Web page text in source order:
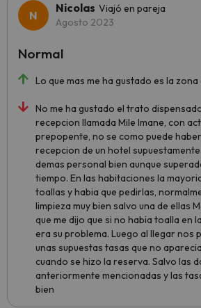
Nicolas Viajó en pareja
Agosto 2023
Lo que mas me ha gustado es la zona
No me ha gustado el trato
recepcion llamada Mile Imane, con
prepopente, no se como puede
recepcion de un hotel
demas personal bien aunque
tiempo. En las habitaciones la
toallas y habia que pedirlas,
limpieza muy bien salvo una de ellas
que me dijo que si no habia toalla en
era su problema. Luego al llegar nos
unas supuestas tasas que no
cuando se hizo la reserva. Salvo las
anteriormente mencionadas y las
bien
Normal